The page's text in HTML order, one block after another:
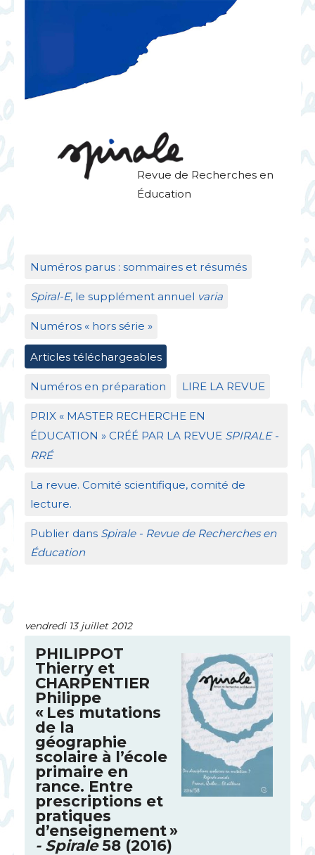
Revue de Recherches en
Éducation
Numéros parus : sommaires et résumés
Spiral-E, le supplément annuel varia
Numéros « hors série »
Articles téléchargeables
Numéros en préparation LIRE LA REVUE
PRIX« MASTER RECHERCHE EN
ÉDUCATION » CRÉÉ PAR LA REVUE SPIRALE-
RRÉ
La revue. Comité scientifique, comité de
lecture.
Publier dans Spirale - Revue de Recherches en
Éducation
vendredi 13 juillet 2012
PHILIPPOT
Thierry et
CHARPENTIER
Philippe
« Les mutations
de la
géographie
scolaire à l’école
primaire en
rance. Entre
prescriptions et
pratiques
d’enseignement»
- Spirale58 (2016)